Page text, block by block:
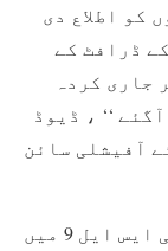
کو اطلاع دی
ڈرافٹ کے
جاری کردہ
‘‘ ، ڈیوڈ
کے لئے آفیشلی سائن
تاہم، یہ ابھی واضح نہیں کہ ویزے پی ایس ایل 9 میں